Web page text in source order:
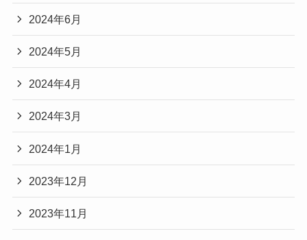
2024年6月
2024年5月
2024年4月
2024年3月
2024年1月
2023年12月
2023年11月